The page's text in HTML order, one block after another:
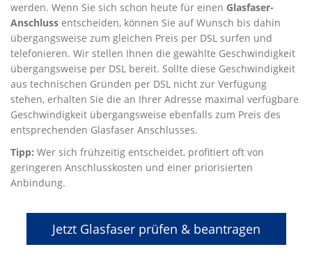
werden. Wenn Sie sich schon heute für einen Glasfaser-
Anschluss entscheiden, können Sie auf Wunsch bis dahin
übergangsweise zum gleichen Preis per DSL surfen und
telefonieren. Wir stellen Ihnen die gewählte Geschwindigkeit
übergangsweise per DSL bereit. Sollte diese Geschwindigkeit
aus technischen Gründen per DSL nicht zur Verfügung
stehen, erhalten Sie die an Ihrer Adresse maximal verfügbare
Geschwindigkeit übergangsweise ebenfalls zum Preis des
entsprechenden Glasfaser Anschlusses.
Tipp: Wer sich frühzeitig entscheidet, profitiert oft von
geringeren Anschlusskosten und einer priorisierten
Anbindung.
Jetzt Glasfaser prüfen & beantragen